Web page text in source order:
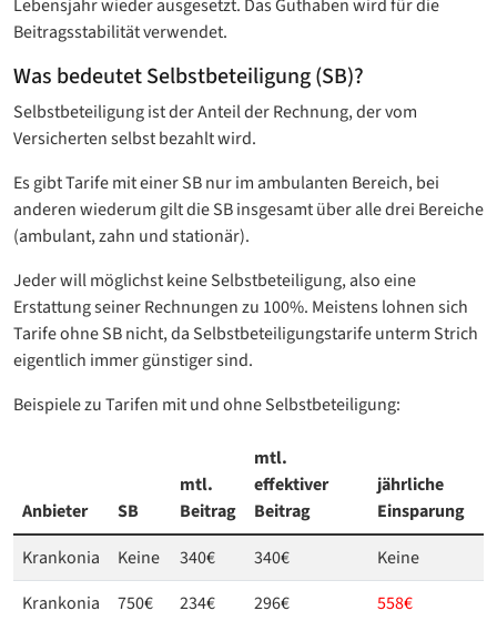
Lebensjahr wieder ausgesetzt. Das Guthaben wird für die
Beitragsstabilität verwendet.
Was bedeutet Selbstbeteiligung (SB)?
Selbstbeteiligung ist der Anteil der Rechnung, der vom
Versicherten selbst bezahlt wird.
Es gibt Tarife mit einer SB nur im ambulanten Bereich, bei
anderen wiederum gilt die SB insgesamt über alle drei Bereiche
(ambulant, zahn und stationär).
Jeder will möglichst keine Selbstbeteiligung, also eine
Erstattung seiner Rechnungen zu 100%. Meistens lohnen sich
Tarife ohne SB nicht, da Selbstbeteiligungstarife unterm Strich
eigentlich immer günstiger sind.
Beispiele zu Tarifen mit und ohne Selbstbeteiligung:
Anbieter SB
mtl.
Beitrag
mtl.
effektiver
Beitrag
jährliche
Einsparung
Krankonia
Keine 340€ 340€
Keine
Krankonia
750€ 234€ 296€
558€